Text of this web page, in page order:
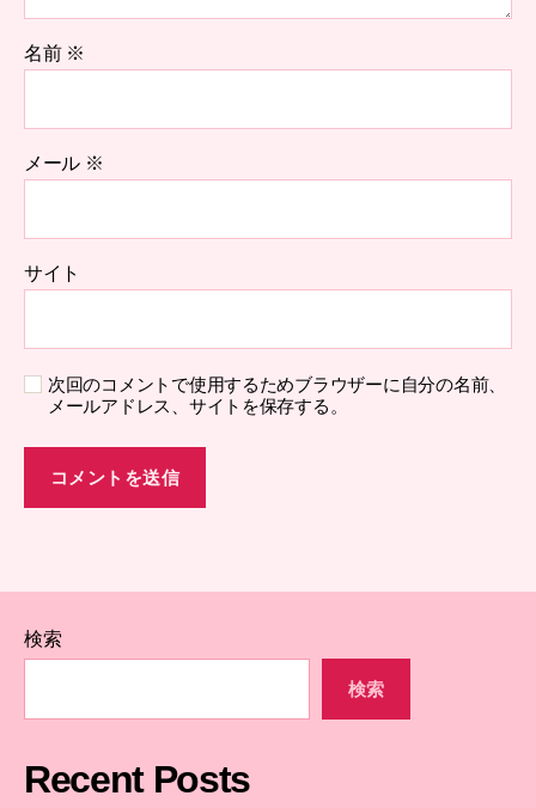
名前 ※
メール ※
サイト
次回のコメントで使用するためブラウザーに自分の名前、
メールアドレス、サイトを保存する。
検索
検索
Recent Posts